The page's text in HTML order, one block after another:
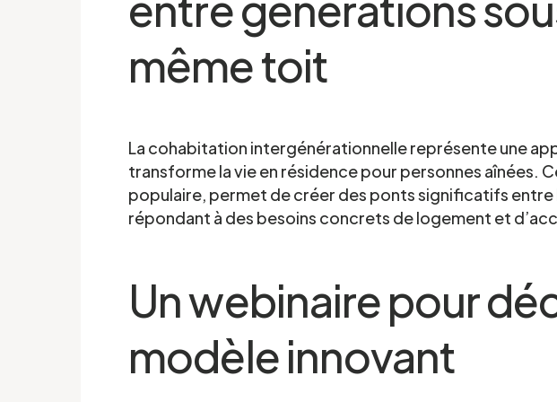
même toit
La cohabitation intergénérationnelle représente une
transforme la vie en résidence pour personnes aînées.
populaire, permet de créer des ponts significatifs
répondant à des besoins concrets de logement et
Un webinaire pour
modèle innovant